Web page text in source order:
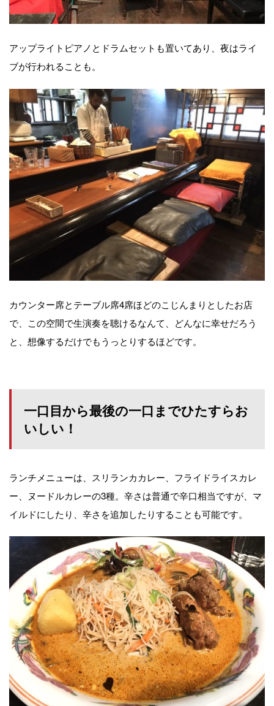
アップライトピアノとドラムセットも置いてあり、夜はライ
ブが行われることも。
カウンター席とテーブル席4席ほどのこじんまりとしたお店
で、この空間で生演奏を聴けるなんて、どんなに幸せだろう
と、想像するだけでもうっとりするほどです。
一口目から最後の一口までひたすらお
いしい！
ランチメニューは、スリランカカレー、フライドライスカレ
ー、ヌードルカレーの3種。辛さは普通で辛口相当ですが、マ
イルドにしたり、辛さを追加したりすることも可能です。